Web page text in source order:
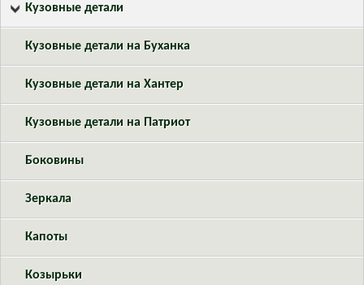
Кузовные детали
Кузовные детали на Буханка
Кузовные детали на Хантер
Кузовные детали на Патриот
Боковины
Зеркала
Капоты
Козырьки